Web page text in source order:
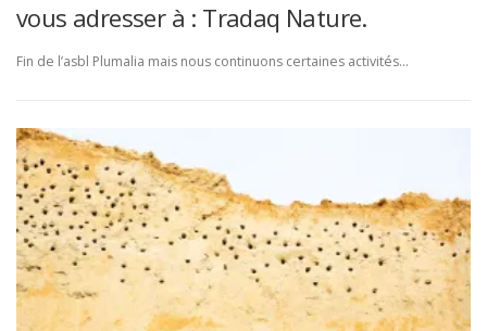
vous adresser à : Tradaq Nature.
Fin de l’asbl Plumalia mais nous continuons certaines activités…